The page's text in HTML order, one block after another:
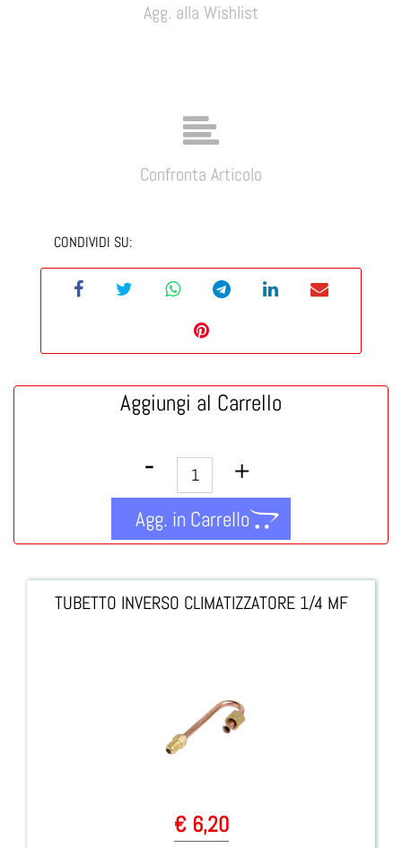
Agg. alla Wishlist
Confronta Articolo
CONDIVIDI SU:
Aggiungi al Carrello
Quantità
Agg. in Carrello
TUBETTO INVERSO CLIMATIZZATORE 1/4 MF
€ 6,20